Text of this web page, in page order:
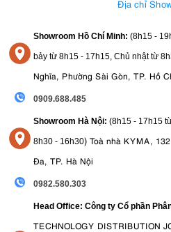
Địa chỉ
Showroom Hồ Chí Minh: (8h15 -
bảy từ 8h15 - 17h15, Chủ nhật từ 8
Nghĩa, Phường Sài Gòn, TP. Hồ
0909.688.485
Showroom Hà Nội: (8h15 - 17h15
8h30 - 16h30) Toà nhà KYMA,
Đa, TP. Hà Nội
0982.580.303
Head Office: Công ty Cổ phần
TECHNOLOGY DISTRIBUTION